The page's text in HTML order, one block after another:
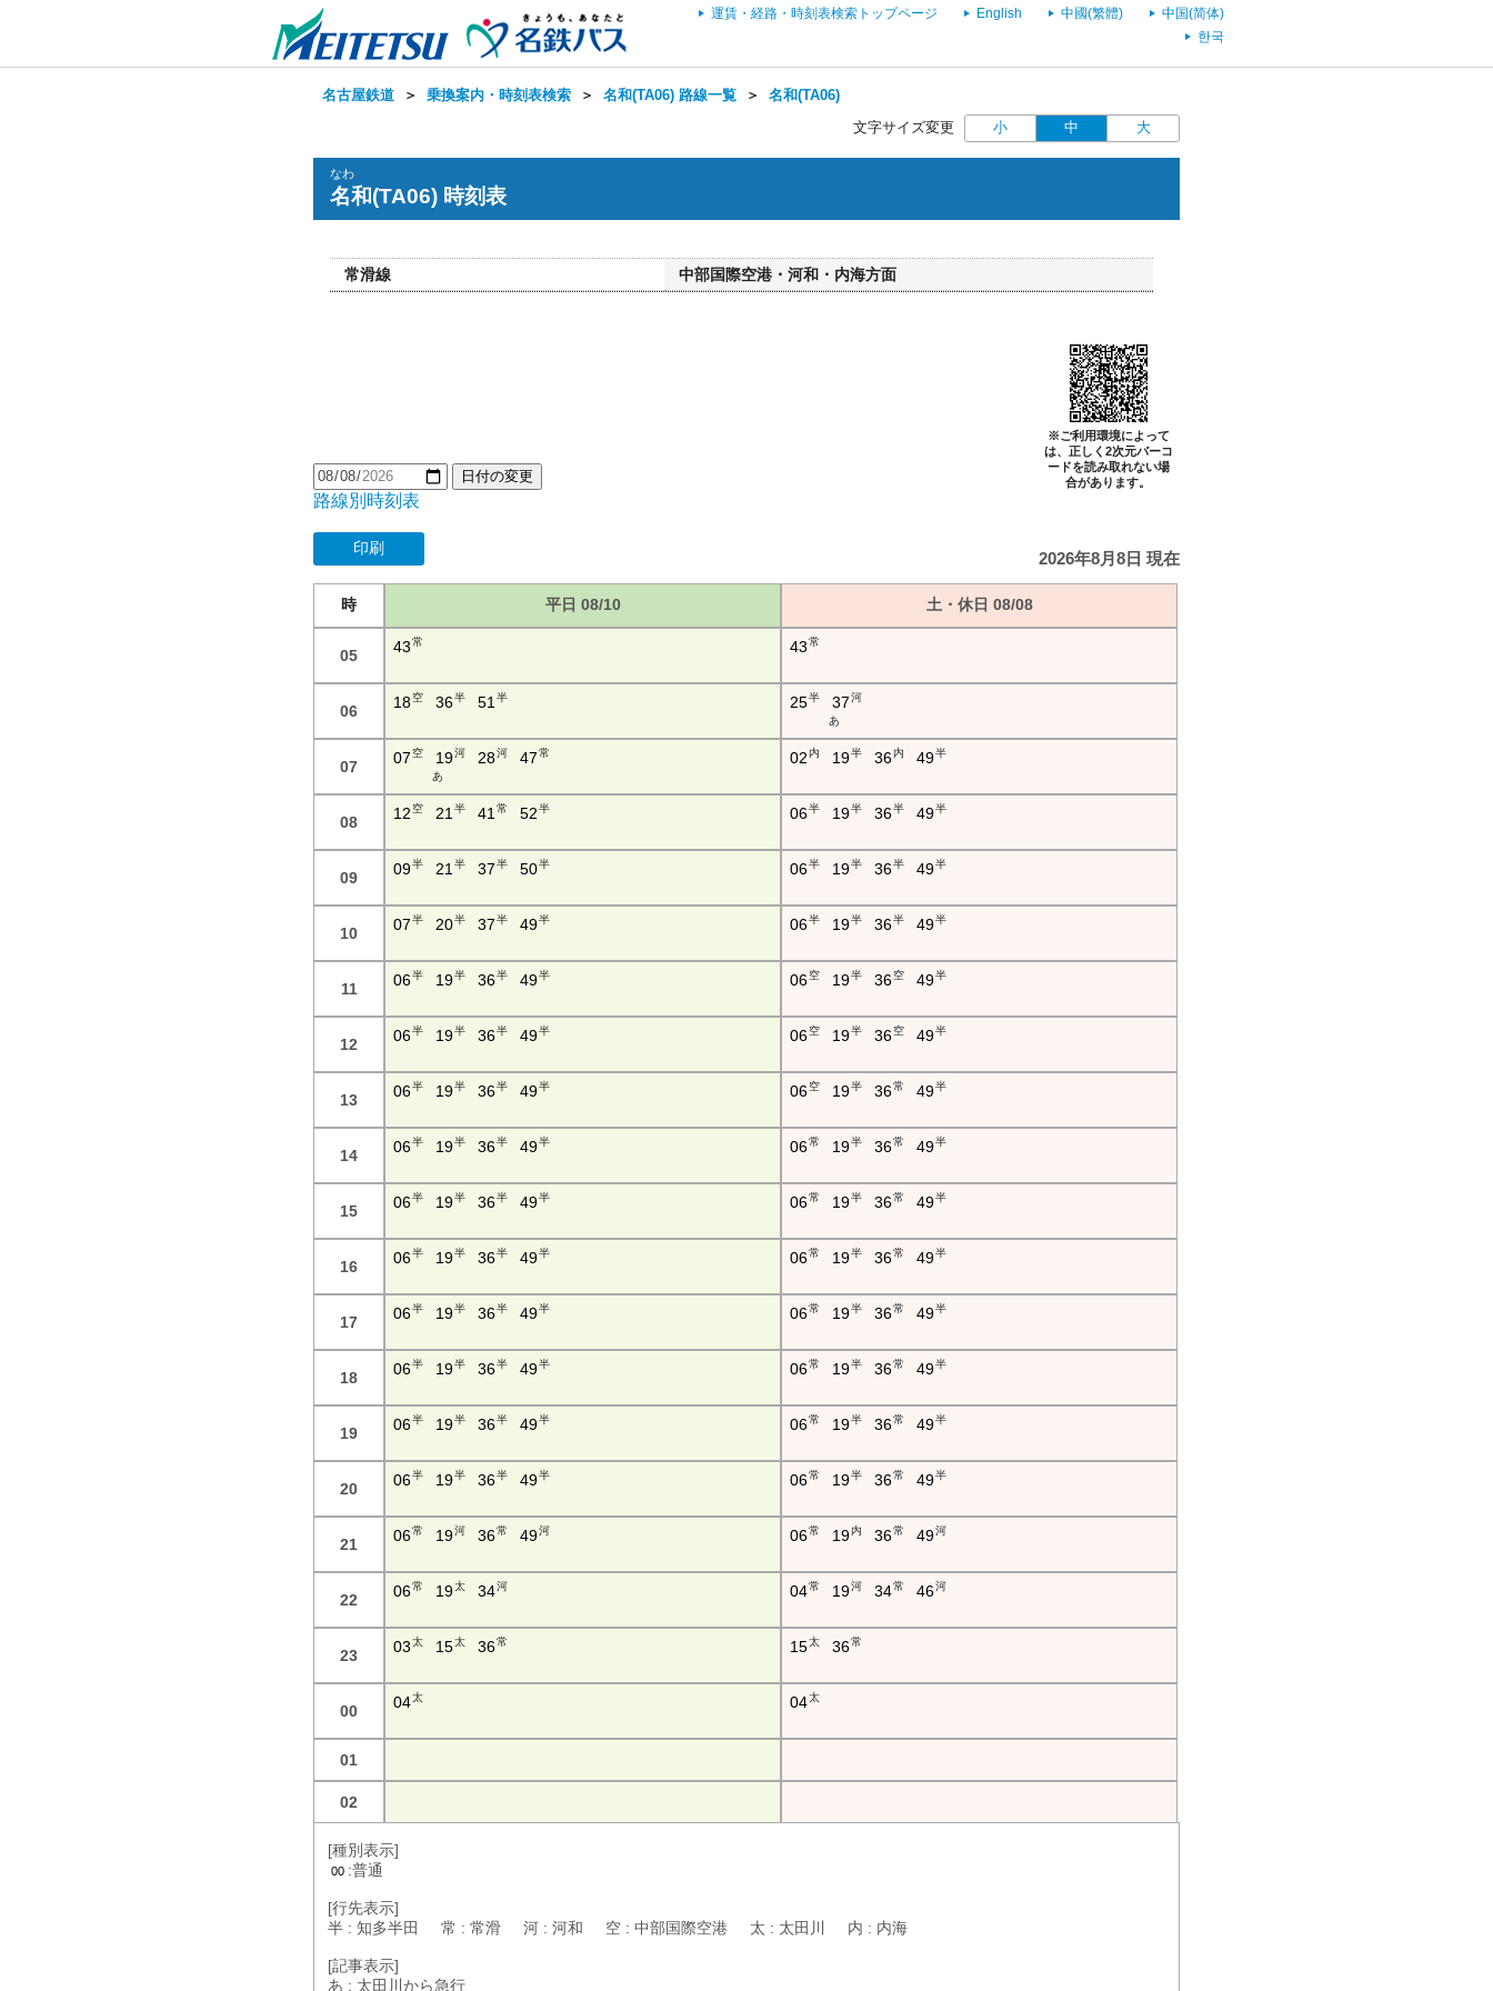
運賃・経路・時刻表検索トップページ English 中國(繁體)
中国(简体)
한국
名古屋鉄道 ＞ 乗換案内・時刻表検索 ＞ 名和(TA06) 路線一覧 ＞ 名和(TA06)
文字サイズ変更 小 中 大
なわ
名和(TA06) 時刻表
常滑線 中部国際空港・河和・内海方面
※ご利用環境によって
は、正しく2次元バーコ
ードを読み取れない場
合があります。
日付の変更
路線別時刻表
印刷
2026年8月8日 現在
時 平日 08/10 土・休日 08/08
05 43常 43常
06 18空 36半 51半 25半 37河
あ
07 07 空 19河
あ
28河 47 常 02内 19半 36内 49半
08 12 空 21半 41常 52 半 06半 19半 36半 49半
09 09半 21半 37 半 50半 06半 19半 36半 49半
10 07半 20半 37 半 49半 06半 19半 36半 49半
11 06半 19半 36半 49半 06空 19半 36空 49半
12 06半 19半 36半 49半 06空 19半 36空 49半
13 06半 19半 36半 49半 06空 19半 36常 49半
14 06半 19半 36半 49半 06常 19半 36常 49半
15 06半 19半 36半 49半 06常 19半 36常 49半
16 06半 19半 36半 49半 06常 19半 36常 49半
17 06半 19半 36半 49半 06常 19半 36常 49半
18 06半 19半 36半 49半 06常 19半 36常 49半
19 06半 19半 36半 49半 06常 19半 36常 49半
20 06半 19半 36半 49半 06常 19半 36常 49半
21 06常 19河 36常 49河 06常 19内 36常 49河
22 06常 19太 34河 04常 19河 34常 46河
23 03太 15太 36常 15太 36常
00 04太 04太
01
02
[種別表示]
00 :普通
[行先表示]
半 : 知多半田 常 : 常滑 河 : 河和 空 : 中部国際空港 太 : 太田川 内 : 内海
[記事表示]
あ : 太田川から急行